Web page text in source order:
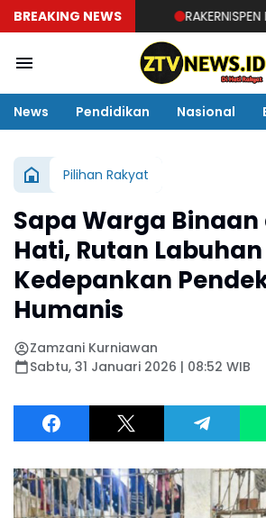
BREAKING NEWS RAKERNISPEN
News Pendidikan Nasional
Pilihan Rakyat
Sapa Warga
Hati, Rutan Labuhan
Kedepankan
Humanis
Zamzani Kurniawan
Sabtu, 31 Januari 2026 | 08:52 WIB